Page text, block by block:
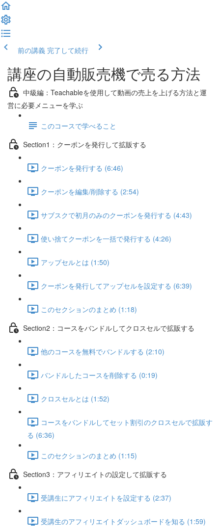
前の講義 完了して続行
講座の自動販売機で売る方法
中級編：Teachableを使用して動画の売上を上げる方法と運
営に必要メニューを学ぶ
このコースで学べること
Section1：クーポンを発行して拡販する
クーポンを発行する (6:46)
クーポンを編集/削除する (2:54)
サブスクで初月のみのクーポンを発行する (4:43)
使い捨てクーポンを一括で発行する (4:26)
アップセルとは (1:50)
クーポンを発行してアップセルを設定する (6:39)
このセクションのまとめ (1:18)
Section2：コースをバンドルしてクロスセルで拡販する
他のコースを無料でバンドルする (2:10)
バンドルしたコースを削除する (0:19)
クロスセルとは (1:52)
コースをバンドルしてセット割引のクロスセルで拡販す
る (6:36)
このセクションのまとめ (1:15)
Section3：アフィリエイトの設定して拡販する
受講生にアフィリエイトを設定する (2:37)
受講生のアフィリエイトダッシュボードを知る (1:59)